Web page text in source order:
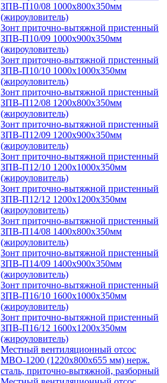
ЗПВ-П10/08 1000х800х350мм
(жироуловитель)
Зонт приточно-вытяжной пристенный
ЗПВ-П10/09 1000х900х350мм
(жироуловитель)
Зонт приточно-вытяжной пристенный
ЗПВ-П10/10 1000х1000х350мм
(жироуловитель)
Зонт приточно-вытяжной пристенный
ЗПВ-П12/08 1200х800х350мм
(жироуловитель)
Зонт приточно-вытяжной пристенный
ЗПВ-П12/09 1200х900х350мм
(жироуловитель)
Зонт приточно-вытяжной пристенный
ЗПВ-П12/10 1200х1000х350мм
(жироуловитель)
Зонт приточно-вытяжной пристенный
ЗПВ-П12/12 1200х1200х350мм
(жироуловитель)
Зонт приточно-вытяжной пристенный
ЗПВ-П14/08 1400х800х350мм
(жироуловитель)
Зонт приточно-вытяжной пристенный
ЗПВ-П14/09 1400х900х350мм
(жироуловитель)
Зонт приточно-вытяжной пристенный
ЗПВ-П16/10 1600х1000х350мм
(жироуловитель)
Зонт приточно-вытяжной пристенный
ЗПВ-П16/12 1600х1200х350мм
(жироуловитель)
Местный вентиляционный отсос
МВО-1200 (1220х800х655 мм) нерж.
сталь, приточно-вытяжной, разборный